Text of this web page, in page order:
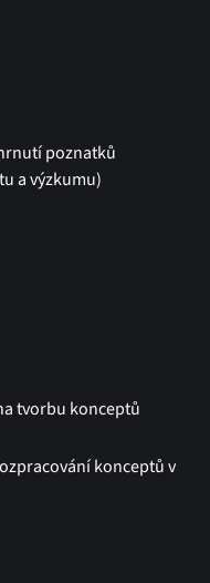
poznatků
a výzkumu)
tvorbu konceptů
konceptů v